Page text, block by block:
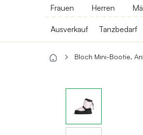
Frauen Herren
Ausverkauf Tanzbedarf
Bloch Mini-Bootie,